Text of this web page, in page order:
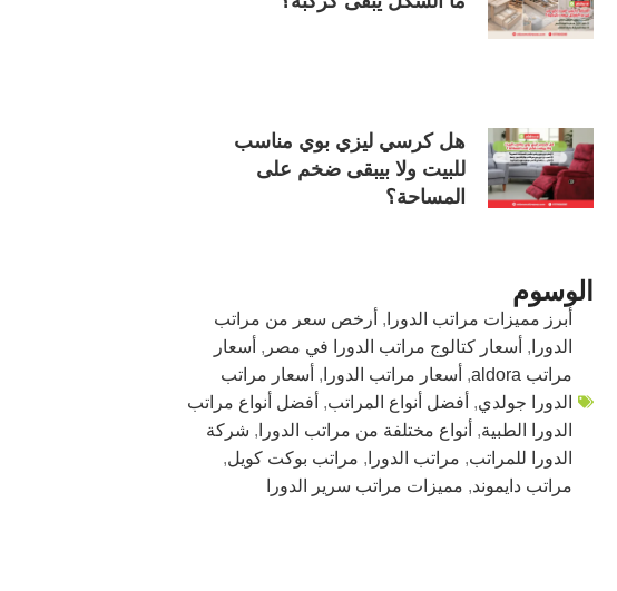
هل كرسي ليزي بوي مناسب
للبيت ولا بيبقى ضخم على
المساحة؟
الوسوم
أبرز مميزات مراتب الدورا , أرخص سعر من مراتب
الدورا , أسعار كتالوج مراتب الدورا في مصر , أسعار
مراتب aldora
, أسعار مراتب الدورا , أسعار مراتب
الدورا جولدي, أفضل أنواع المراتب, أفضل أنواع مراتب
الدورا الطبية, أنواع مختلفة من مراتب الدورا , شركة
الدورا للمراتب, مراتب الدورا , مراتب بوكت كويل,
مراتب دايموند, مميزات مراتب سرير الدورا